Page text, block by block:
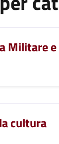
Militare e
cultura